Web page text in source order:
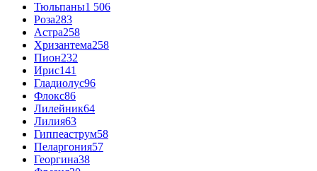
Тюльпаны1 506
Роза283
Астра258
Хризантема258
Пион232
Ирис141
Гладиолус96
Флокс86
Лилейник64
Лилия63
Гиппеаструм58
Пеларгония57
Георгина38